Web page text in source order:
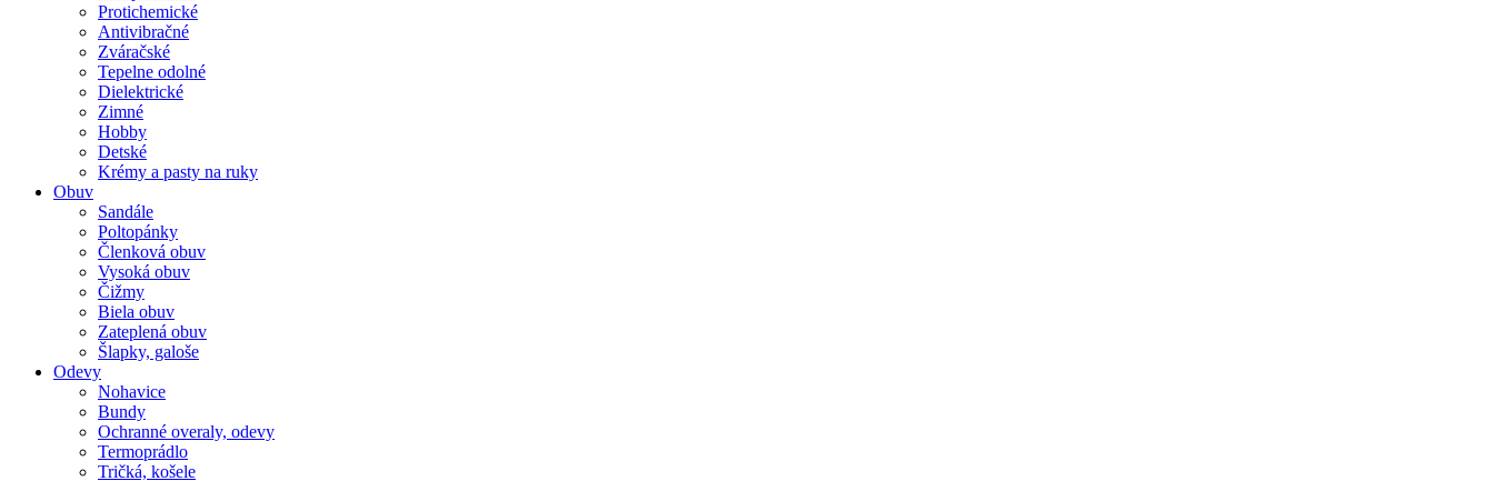
Protichemické
Antivibračné
Zváračské
Tepelne odolné
Dielektrické
Zimné
Hobby
Detské
Krémy a pasty na ruky
Obuv
Sandále
Poltopánky
Členková obuv
Vysoká obuv
Čižmy
Biela obuv
Zateplená obuv
Šlapky, galoše
Odevy
Nohavice
Bundy
Ochranné overaly, odevy
Termoprádlo
Tričká, košele